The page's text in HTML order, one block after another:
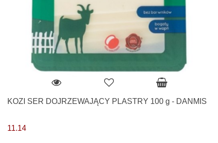
KOZI SER DOJRZEWAJĄCY PLASTRY 100 g - DANMIS
11.14